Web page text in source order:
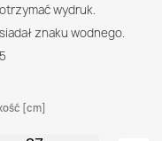
wydruk.
znaku wodnego.
[cm]